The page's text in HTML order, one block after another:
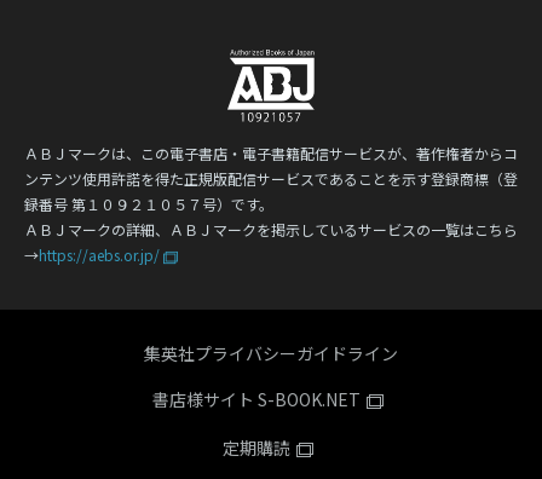
ＡＢＪマークは、この電子書店・電子書籍配信サービスが、著作権者からコ
ンテンツ使用許諾を得た正規版配信サービスであることを示す登録商標（登
録番号 第１０９２１０５７号）です。
ＡＢＪマークの詳細、ＡＢＪマークを掲示しているサービスの一覧はこちら
→https://aebs.or.jp/
集英社プライバシーガイドライン
書店様サイト S-BOOK.NET
定期購読